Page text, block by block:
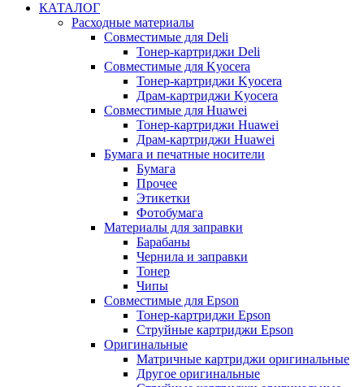
КАТАЛОГ
Расходные материалы
Совместимые для Deli
Тонер-картриджи Deli
Совместимые для Kyocera
Тонер-картриджи Kyocera
Драм-картриджи Kyocera
Совместимые для Huawei
Тонер-картриджи Huawei
Драм-картриджи Huawei
Бумага и печатные носители
Бумага
Прочее
Этикетки
Фотобумага
Материалы для заправки
Барабаны
Чернила и заправки
Тонер
Чипы
Совместимые для Epson
Тонер-картриджи Epson
Струйные картриджи Epson
Оригинальные
Матричные картриджи оригинальные
Другое оригинальные